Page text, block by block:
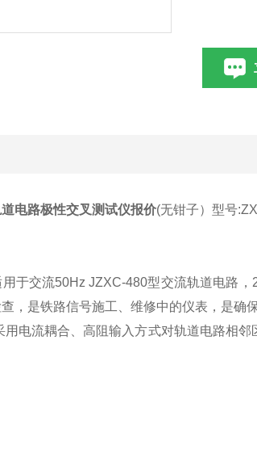
电路极性交叉测试仪报价(无钳子）型号
于交流50Hz JZXC-480型交流轨道电路
，是铁路信号施工、维修中的仪表，是确
电流耦合、高阻输入方式对轨道电路相